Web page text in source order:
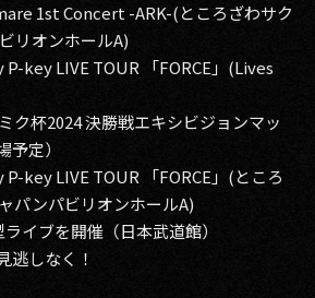
1st Concert -ARK-(ところざわサク
リオンホールA)
key LIVE TOUR 「FORCE」(Lives
ク杯2024 決勝戦エキシビジョンマッ
定）
key LIVE TOUR 「FORCE」(ところ
パンパビリオンホールA)
イブを開催（日本武道館）
逃しなく！